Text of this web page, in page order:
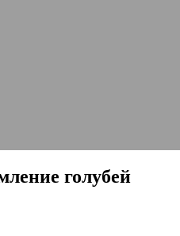
голубей